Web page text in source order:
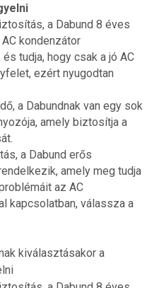
a Dabund 8 éves
kondenzátor
tudja, hogy csak a jó AC
ezért nyugodtan
a Dabundnak van egy sok
amely biztosítja a
a Dabund erős
amely meg tudja
az AC
kapcsolatban, válassza a
kiválasztásakor a